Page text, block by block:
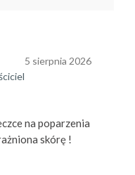
5 sierpnia 2026
na poparzenia
skórę !